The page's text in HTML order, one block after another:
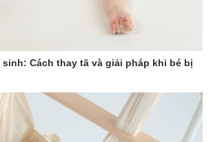
Cách thay tã và giải pháp khi bé bị